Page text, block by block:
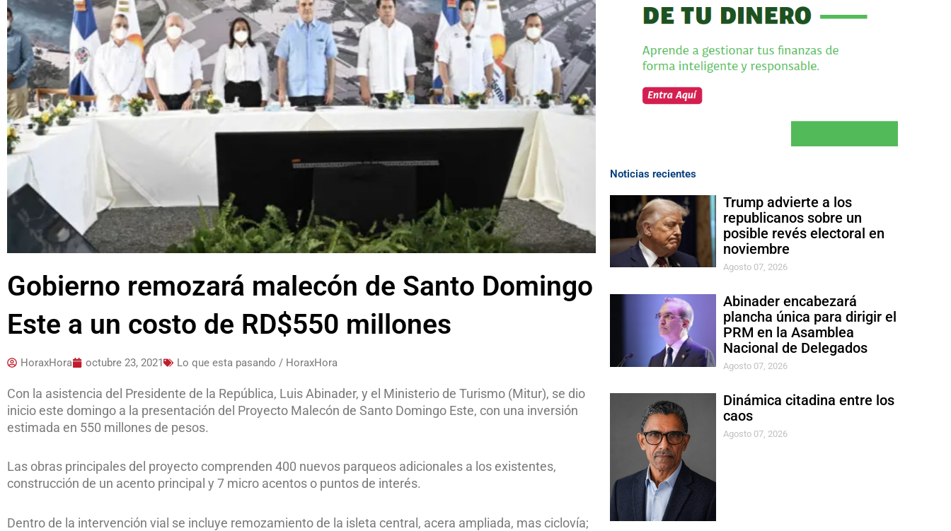
Gobierno remozará malecón de Santo Domingo
Este a un costo de RD$550 millones
HoraxHora octubre 23, 2021 Lo que esta pasando / HoraxHora
Con la asistencia del Presidente de la República, Luis Abinader, y el Ministerio de Turismo (Mitur), se dio
inicio este domingo a la presentación del Proyecto Malecón de Santo Domingo Este, con una inversión
estimada en 550 millones de pesos.
Las obras principales del proyecto comprenden 400 nuevos parqueos adicionales a los existentes,
construcción de un acento principal y 7 micro acentos o puntos de interés.
Dentro de la intervención vial se incluye remozamiento de la isleta central, acera ampliada, mas ciclovía;
Noticias recientes
Trump advierte a los
republicanos sobre un
posible revés electoral en
noviembre
Agosto 07, 2026
Abinader encabezará
plancha única para dirigir el
PRM en la Asamblea
Nacional de Delegados
Agosto 07, 2026
Dinámica citadina entre los
caos
Agosto 07, 2026